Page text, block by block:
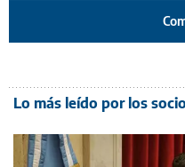
Lo más leído por los